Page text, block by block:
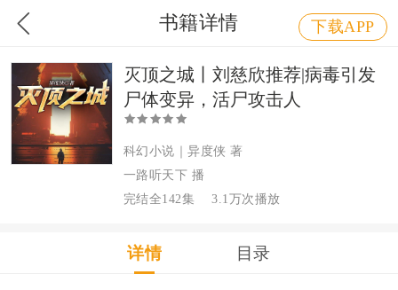
书籍详情 下载APP
灭顶之城丨刘慈欣推荐|病毒引发
尸体变异，活尸攻击人
科幻小说｜异度侠 著
一路听天下 播
完结全142集
3.1万次播放
详情 目录